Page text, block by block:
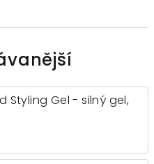
Styling Gel - silný gel,